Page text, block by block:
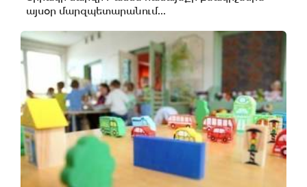
այսօր մարզպետարանում...